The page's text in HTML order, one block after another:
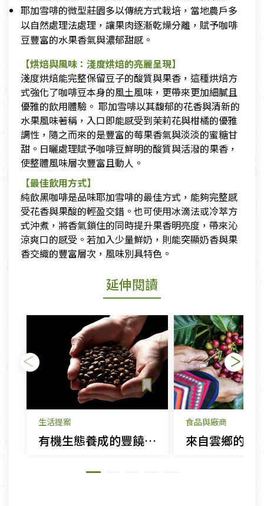
耶加雪啡的微型莊園多以傳統方式栽培，當地農戶多
以自然處理法處理，讓果肉逐漸乾燥分離，賦予咖啡
豆豐富的水果香氣與濃郁甜感。
【烘焙與風味：淺度烘焙的亮麗呈現】
淺度烘焙能完整保留豆子的酸質與果香，這種烘焙方
式強化了咖啡豆本身的風土風味，更帶來更加細膩且
優雅的飲用體驗。 耶加雪啡以其馥郁的花香與清新的
水果風味著稱，入口即能感受到茉莉花與柑橘的優雅
調性，隨之而來的是豐富的莓果香氣與淡淡的蜜糖甘
甜。日曬處理賦予咖啡豆鮮明的酸質與活潑的果香，
使整體風味層次豐富且動人。
【最佳飲用方式】
純飲黑咖啡是品味耶加雪啡的最佳方式，能夠完整感
受花香與果酸的輕盈交錯。也可使用冰滴法或冷萃方
式沖煮，將香氣鎖住的同時提升果香明亮度，帶來沁
涼爽口的感受。若加入少量鮮奶，則能突顯奶香與果
香交織的豐富層次，風味別具特色。
延伸閱讀
生活提案
有機生態養成的豐饒滋味－有機咖啡
食品與廠商
來自雲鄉的友